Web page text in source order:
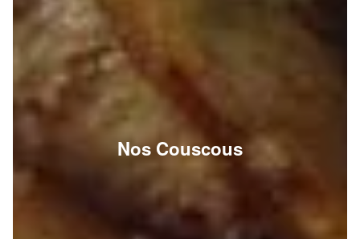
Nos Couscous